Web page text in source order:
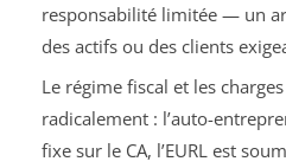
responsabilité limitée — un
des actifs ou des clients
Le régime fiscal et les
radicalement : l’auto-
fixe sur le CA, l’EURL est